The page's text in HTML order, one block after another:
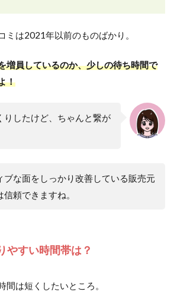
ミは2021年以前のものばかり。
増員しているのか、少しの待ち時間で
！
りしたけど、ちゃんと繋が
ブな面をしっかり改善している販売元
頼できますね。
やすい時間帯は？
間は短くしたいところ。